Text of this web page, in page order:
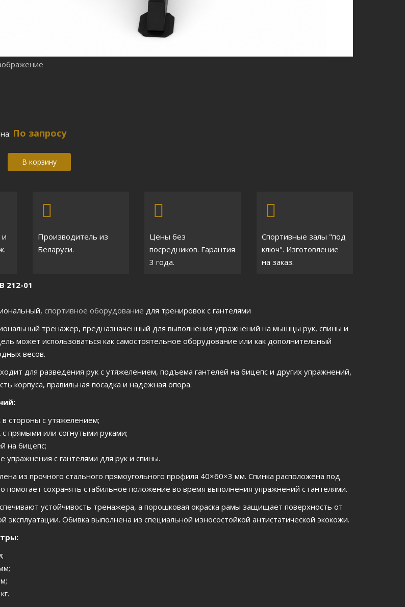
По запросу
и
Производитель из
Беларуси.
Цены без
посредников. Гарантия
3 года.
Спортивные залы "под
ключ". Изготовление
на заказ.
212-01
спортивное оборудование для тренировок с гантелями
тренажер, предназначенный для выполнения упражнений на мышцы рук, спины и
может использоваться как самостоятельное оборудование или как дополнительный
весов.
для разведения рук с утяжелением, подъема гантелей на бицепс и других упражнений,
корпуса, правильная посадка и надежная опора.
стороны с утяжелением;
прямыми или согнутыми руками;
на бицепс;
упражнения с гантелями для рук и спины.
из прочного стального прямоугольного профиля 40×60×3 мм. Спинка расположена под
помогает сохранять стабильное положение во время выполнения упражнений с гантелями.
устойчивость тренажера, а порошковая окраска рамы защищает поверхность от
эксплуатации. Обивка выполнена из специальной износостойкой антистатической экокожи.